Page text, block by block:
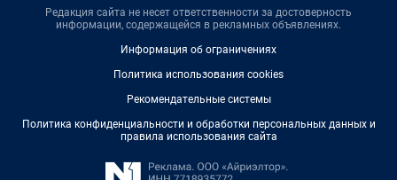
Редакция сайта не несет ответственности за достоверность
информации, содержащейся в рекламных объявлениях.
Информация об ограничениях
Политика использования cookies
Рекомендательные системы
Политика конфиденциальности и обработки персональных данных и
правила использования сайта